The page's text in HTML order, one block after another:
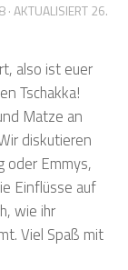
· AKTUALISIERT26.
also ist euer
Tschakka!
Matze an
diskutieren
oder Emmys,
Einflüsse auf
wie ihr
Viel Spaß mit